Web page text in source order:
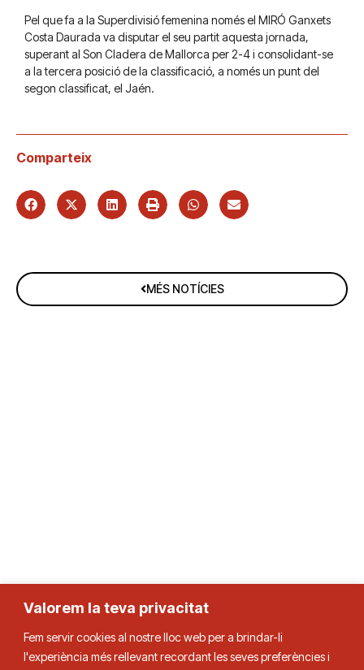
Valorem la teva privacitat
Fem servir cookies al nostre lloc web per a brindar-li
l'experiència més rellevant recordant les seves preferències i
Pel que fa a la Superdivisió femenina només el MIRÓ Ganxets
Costa Daurada va disputar el seu partit aquesta jornada,
superant al Son Cladera de Mallorca per 2-4 i consolidant-se
a la tercera posició de la classificació, a només un punt del
segon classificat, el Jaén.
Comparteix
MÉS NOTÍCIES
Federació Catalana de Tennis de Taula